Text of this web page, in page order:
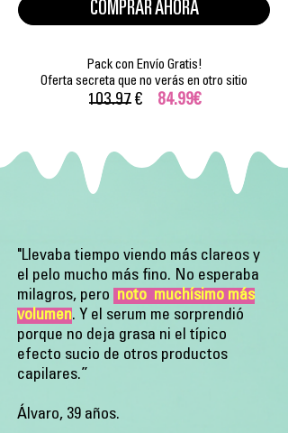
COMPRAR AHORA
Pack con Envío Gratis!
Oferta secreta que no verás en otro sitio
103.97 € 84.99€
"Llevaba tiempo viendo más clareos y
el pelo mucho más fino. No esperaba
milagros, pero noto muchísimo más
volumen. Y el serum me sorprendió
porque no deja grasa ni el típico
efecto sucio de otros productos
capilares.”
Álvaro, 39 años.